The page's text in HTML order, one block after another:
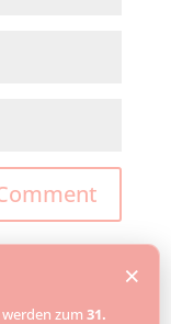
werden zum 31.
×